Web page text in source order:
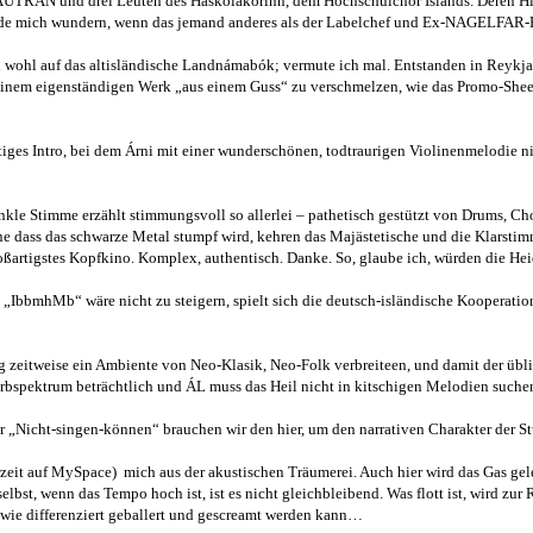
wundern, wenn das jemand anderes als der Labelchef und Ex-NAGELFAR-
auf das altisländische Landnámabók; vermute ich mal. Entstanden in
eigenständigen Werk „aus einem Guss“ zu verschmelzen, wie das Promo-
Intro, bei dem Árni mit einer wunderschönen, todtraurigen Violinenmelodie
Stimme erzählt stimmungsvoll so allerlei – pathetisch gestützt von Drums,
das schwarze Metal stumpf wird, kehren das Majästetische und die
Kopfkino. Komplex, authentisch. Danke. So, glaube ich, würden die
wäre nicht zu steigern, spielt sich die deutsch-isländische
ein Ambiente von Neo-Klasik, Neo-Folk verbreiteen, und damit der
beträchtlich und ÁL muss das Heil nicht in kitschigen Melodien
singen-können“ brauchen wir den hier, um den narrativen Charakter der
auf MySpace) mich aus der akustischen Träumerei. Auch hier wird das Gas
wenn das Tempo hoch ist, ist es nicht gleichbleibend. Was flott ist, wird
differenziert geballert und gescreamt werden kann…